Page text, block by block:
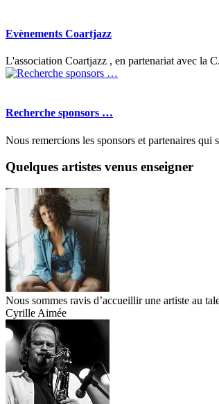
Evènements Coartjazz
L'association Coartjazz , en partenariat avec la
Recherche sponsors …
Nous remercions les sponsors et partenaires qui
Quelques artistes venus enseigner
Nous sommes ravis d’accueillir une artiste au
Cyrille Aimée